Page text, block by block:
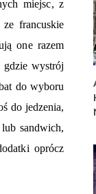
miejsc, z
francuskie
one razem
gdzie wystrój
do wyboru
do jedzenia,
sandwich,
oprócz